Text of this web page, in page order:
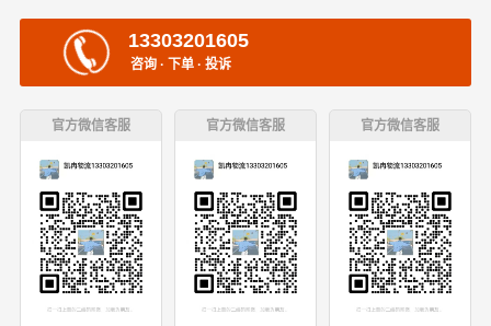
13303201605
咨询 · 下单 · 投诉
官方微信客服 官方微信客服 官方微信客服